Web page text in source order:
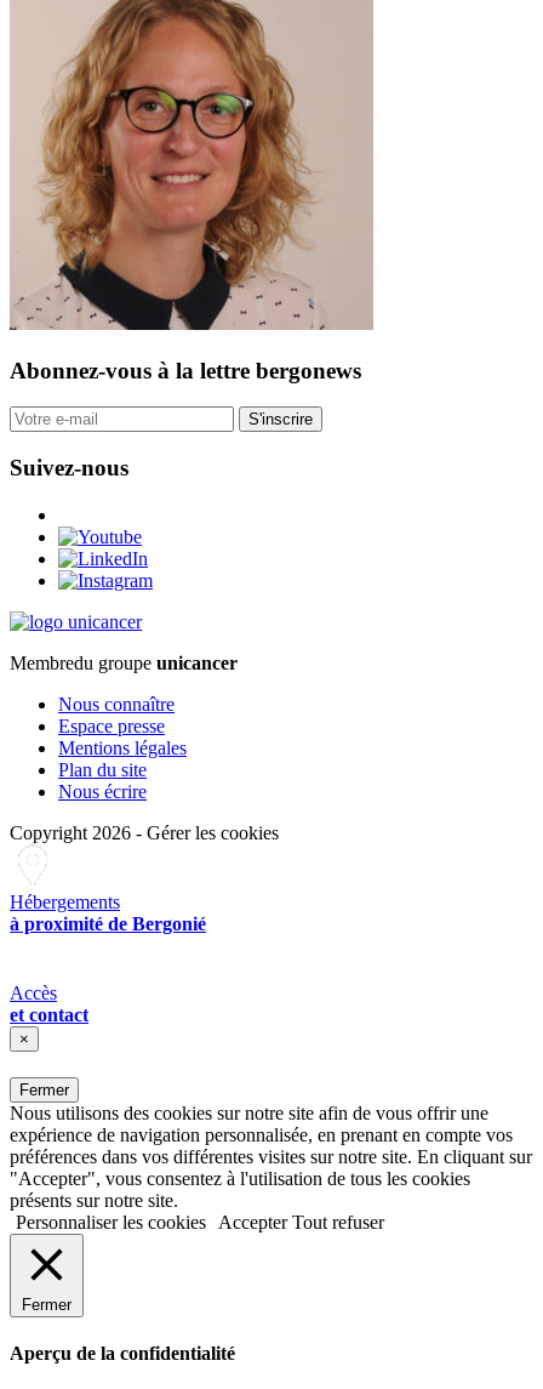
Abonnez-vous à la lettre bergonews
S'inscrire
Suivez-nous
Membredu groupe unicancer
Nous connaître
Espace presse
Mentions légales
Plan du site
Nous écrire
Copyright 2026 - Gérer les cookies
Hébergements
à proximité de Bergonié
Accès
et contact
×
Fermer
Nous utilisons des cookies sur notre site afin de vous offrir une
expérience de navigation personnalisée, en prenant en compte vos
préférences dans vos différentes visites sur notre site. En cliquant sur
"Accepter", vous consentez à l'utilisation de tous les cookies
présents sur notre site.
Personnaliser les cookies
Accepter Tout refuser
Fermer
Aperçu de la confidentialité